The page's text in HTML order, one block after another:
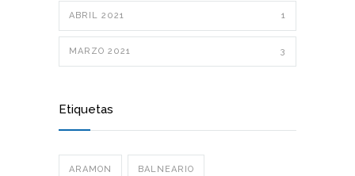
ABRIL 2021 1
MARZO 2021 3
Etiquetas
ARAMON BALNEARIO